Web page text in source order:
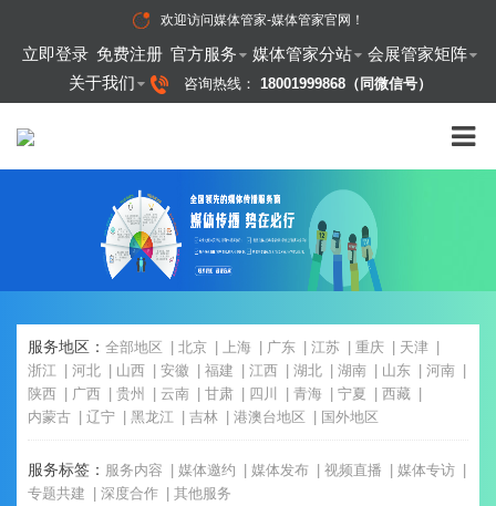
欢迎访问媒体管家-媒体管家官网 ！
立即登录 免费注册 官方服务 媒体管家分站
会展管家矩阵
关于我们
咨询热线： 18001999868（同微信号）
服务地区： 全部地区 北京 上海 广东 江苏 重庆
天津
浙江
河北 山西 安徽 福建 江西 湖北 湖南 山东
河南
陕西
广西 贵州 云南 甘肃 四川 青海 宁夏
西藏
内蒙古
辽宁 黑龙江 吉林 港澳台地区 国外地区
服务标签： 服务内容 媒体邀约 媒体发布 视频直播
媒体专访
专题共建
深度合作 其他服务